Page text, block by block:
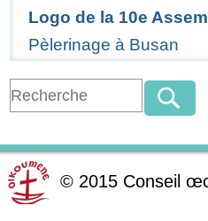
Logo de la 10e
Pèlerinage à Busan
© 2015 Conseil